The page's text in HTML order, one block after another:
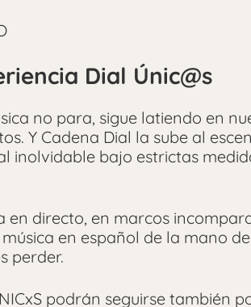
Dial Únic@s
no para, sigue latiendo en
Y Cadena Dial la sube al
inolvidable bajo estrictas
en directo, en marcos
en español de la mano
perder.
podrán seguirse también